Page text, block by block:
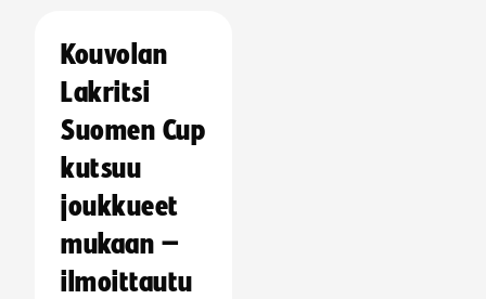
Kouvolan
Lakritsi
Suomen Cup
kutsuu
joukkueet
mukaan –
ilmoittautu